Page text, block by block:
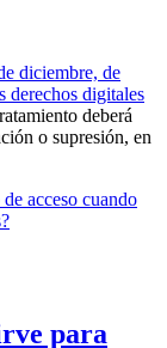
diciembre, de
derechos digitales
deberá
o supresión, en
acceso cuando
para